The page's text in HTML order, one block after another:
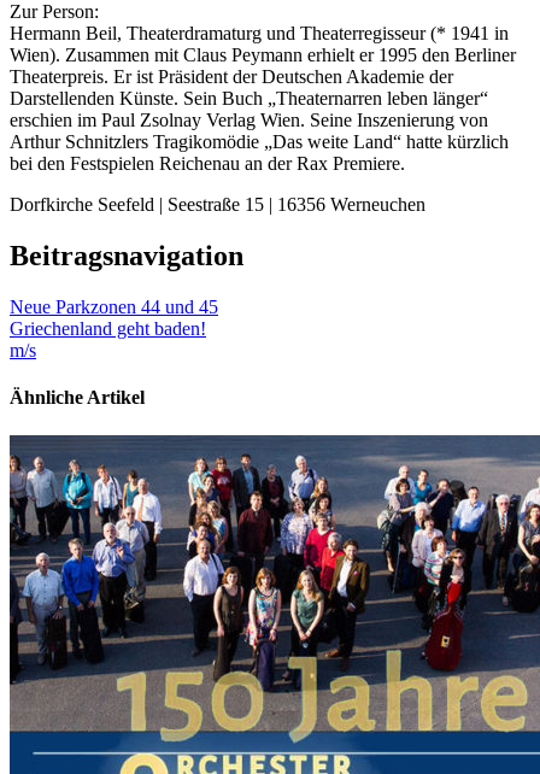
Zur Person:
Hermann Beil, Theaterdramaturg und Theaterregisseur (* 1941 in
Wien). Zusammen mit Claus Peymann erhielt er 1995 den Berliner
Theaterpreis. Er ist Präsident der Deutschen Akademie der
Darstellenden Künste. Sein Buch „Theaternarren leben länger“
erschien im Paul Zsolnay Verlag Wien. Seine Inszenierung von
Arthur Schnitzlers Tragikomödie „Das weite Land“ hatte kürzlich
bei den Festspielen Reichenau an der Rax Premiere.
Dorfkirche Seefeld | Seestraße 15 | 16356 Werneuchen
Beitragsnavigation
Neue Parkzonen 44 und 45
Griechenland geht baden!
m/s
Ähnliche Artikel